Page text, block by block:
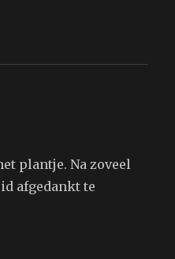
plantje. Na zoveel
afgedankt te